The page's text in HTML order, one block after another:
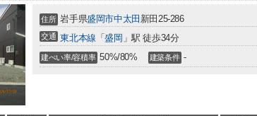
住所 岩手県盛岡市中太田 新田25-286
交通 東北本線 「盛岡 」駅 徒歩34分
建ぺい率/容積率 50%/80% 建築条件 -